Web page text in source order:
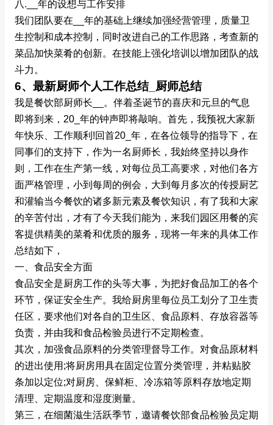
八.__年的设想与工作安排
我们团队要在__年的基础上继续加强经营管理，质量卫
生控制和成本控制，同时改进自己的工作思路，考查新的
菜品加快菜肴的创新。在技能上强化培训以增加团队的战
斗力。
6、最新厨师个人工作总结_厨师总结
我是餐饮部厨师长__。伴着圣诞节的喜庆和元旦的气息
即将到来，20_年的钟声即将敲响。首先，我预祝大家新
年快乐、工作顺利!回首20_年，在各位领导的指导下，在
同事们的支持下，作为一名厨师长，我始终坚持以身作
则，工作在生产第一线，对每位员工高要求，对他们各方
面严格管理，小到每周的例会，大到每月多次的传授厨艺
和灌输当今餐饮的诸多新元素及餐饮知识，有了我和大家
的辛苦付出，才有了今天我们能为，来我们园区用餐的宾
客提供精美的菜肴和优质的服务，现将一年来的具体工作
总结如下，
一、食品安全方面
食品安全是厨房工作的头等大事，为把好食品加工的各个
环节，保证安全生产。我给厨房里每位员工划分了卫生责
任区，要求他们对各自的卫生区、食品原料、存放容器等
负责，并由我和食品检验员进行不定期检查。
其次，加强食品原料的分类管理督导工作。对食品原材料
的进出使用;将厨房用具在固定位置分类管理，并粘贴胶
条加以定位;对厨房、保鲜柜、冷冻箱等原料存放地定期
清理、定期温度和湿度测量。
第三，在细菌滋生活跃季节，邀请餐饮部食品检验员定期